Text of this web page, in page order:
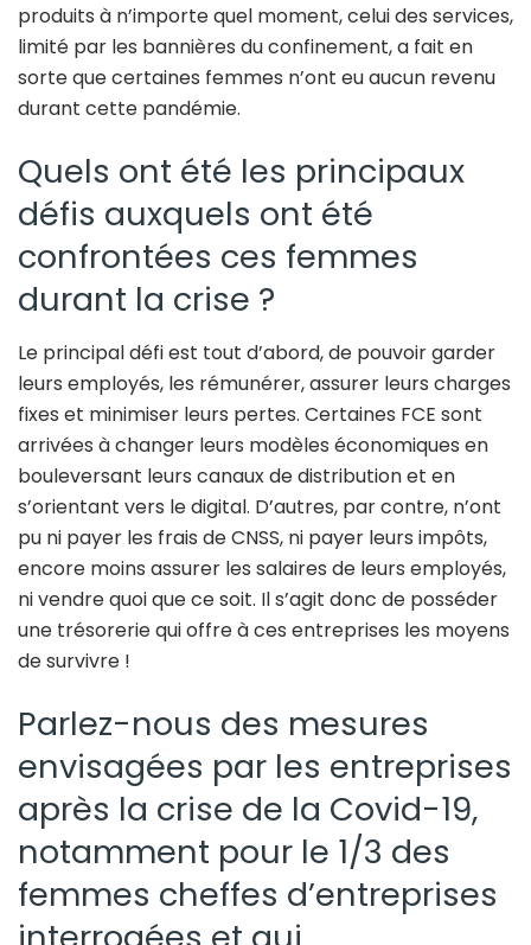
produits à n’importe quel moment, celui des services,
limité par les bannières du confinement, a fait en
sorte que certaines femmes n’ont eu aucun revenu
durant cette pandémie.
Quels ont été les principaux
défis auxquels ont été
confrontées ces femmes
durant la crise ?
Le principal défi est tout d’abord, de pouvoir garder
leurs employés, les rémunérer, assurer leurs charges
fixes et minimiser leurs pertes. Certaines FCE sont
arrivées à changer leurs modèles économiques en
bouleversant leurs canaux de distribution et en
s’orientant vers le digital. D’autres, par contre, n’ont
pu ni payer les frais de CNSS, ni payer leurs impôts,
encore moins assurer les salaires de leurs employés,
ni vendre quoi que ce soit. Il s’agit donc de posséder
une trésorerie qui offre à ces entreprises les moyens
de survivre !
Parlez-nous des mesures
envisagées par les entreprises
après la crise de la Covid-19,
notamment pour le 1/3 des
femmes cheffes d’entreprises